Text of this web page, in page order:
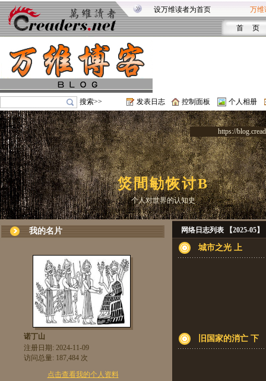
设万维读者为首页 万维
首 页
搜索>> 发表日志 控制面板 个人相册
https://
焂間勄恢讨B
个人对世界的认知史
我的名片
诺丁山
注册日期: 2024-11-09
访问总量: 187,484 次
点击查看我的个人资料
网络日志列表 【2025-05】
城市之光 上
旧国家的消亡 下